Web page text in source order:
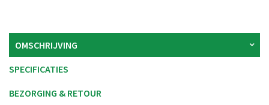
OMSCHRIJVING
SPECIFICATIES
BEZORGING & RETOUR